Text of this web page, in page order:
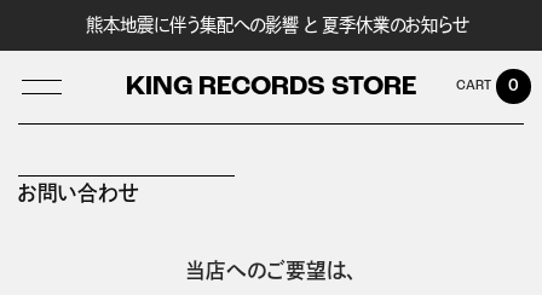
熊本地震に伴う集配への影響 と 夏季休業のお知らせ
KING RECORDS STORE 0
お問い合わせ
当店へのご要望は、